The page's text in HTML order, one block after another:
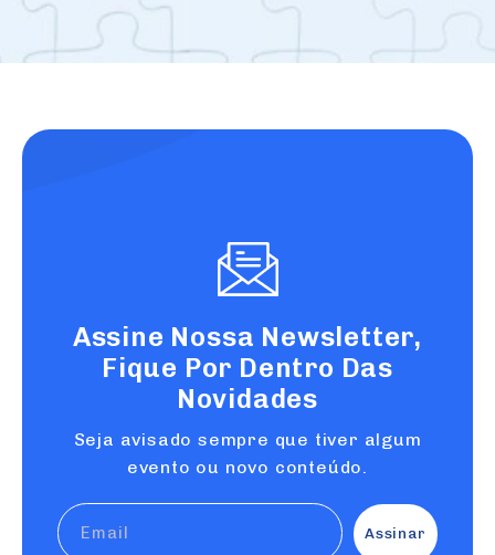
Assine Nossa Newsletter,
Fique Por Dentro Das
Novidades
Seja avisado sempre que tiver algum
evento ou novo conteúdo.